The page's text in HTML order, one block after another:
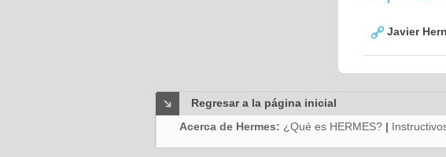
Javier
Regresar a la página inicial
Acerca de Hermes: ¿Qué es HERMES? |